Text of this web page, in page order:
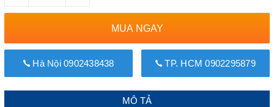
MUA NGAY
Hà Nội 0902438438 TP. HCM 0902295879
MÔ TẢ